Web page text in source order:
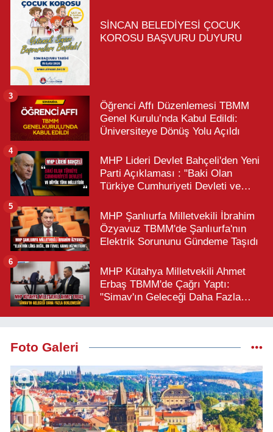
SİNCAN BELEDİYESİ ÇOCUK
KOROSU BAŞVURU DUYURU
Öğrenci Affı Düzenlemesi TBMM
Genel Kurulu’nda Kabul Edildi:
Üniversiteye Dönüş Yolu Açıldı
3
MHP Lideri Devlet Bahçeli'den Yeni
Parti Açıklaması : "Baki Olan
Türkiye Cumhuriyeti Devleti ve
4
MHP Şanlıurfa Milletvekili İbrahim
Özyavuz TBMM'de Şanlıurfa'nın
Elektrik Sorununu Gündeme Taşıdı
5
MHP Kütahya Milletvekili Ahmet
Erbaş TBMM'de Çağrı Yaptı:
"Simav'ın Geleceği Daha Fazla
6
Foto Galeri